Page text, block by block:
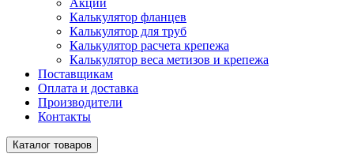
Акции
Калькулятор фланцев
Калькулятор для труб
Калькулятор расчета крепежа
Калькулятор веса метизов и крепежа
Поставщикам
Оплата и доставка
Производители
Контакты
Каталог товаров